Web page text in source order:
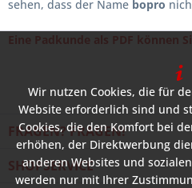
sehen, dass der Name bopro
Eine Padkunde als PDF können
FRAGEN? FRAGEN!
SHOPSERVICE
Wir nutzen Cookies, die für
Website erforderlich sind und
Cookies, die den Komfort bei
erhöhen, der Direktwerbung
anderen Websites und
werden nur mit Ihrer